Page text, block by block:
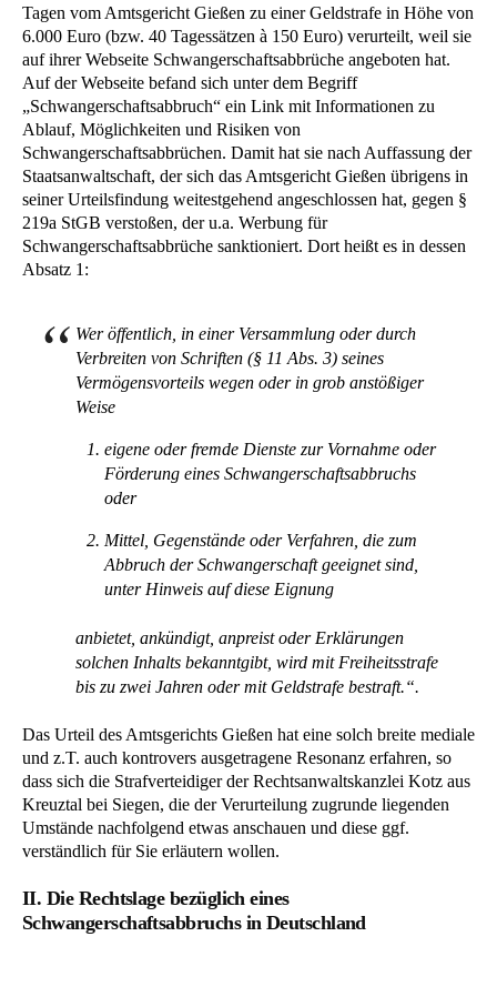
Tagen vom Amtsgericht Gießen zu einer Geldstrafe in Höhe von
6.000 Euro (bzw. 40 Tagessätzen à 150 Euro) verurteilt, weil sie
auf ihrer Webseite Schwangerschaftsabbrüche angeboten hat.
Auf der Webseite befand sich unter dem Begriff
„Schwangerschaftsabbruch“ ein Link mit Informationen zu
Ablauf, Möglichkeiten und Risiken von
Schwangerschaftsabbrüchen. Damit hat sie nach Auffassung der
Staatsanwaltschaft, der sich das Amtsgericht Gießen übrigens in
seiner Urteilsfindung weitestgehend angeschlossen hat, gegen §
219a StGB verstoßen, der u.a. Werbung für
Schwangerschaftsabbrüche sanktioniert. Dort heißt es in dessen
Absatz 1:
Wer öffentlich, in einer Versammlung oder durch
Verbreiten von Schriften (§ 11 Abs. 3) seines
Vermögensvorteils wegen oder in grob anstößiger
Weise
eigene oder fremde Dienste zur Vornahme oder
Förderung eines Schwangerschaftsabbruchs
oder
Mittel, Gegenstände oder Verfahren, die zum
Abbruch der Schwangerschaft geeignet sind,
unter Hinweis auf diese Eignung
anbietet, ankündigt, anpreist oder Erklärungen
solchen Inhalts bekanntgibt, wird mit Freiheitsstrafe
bis zu zwei Jahren oder mit Geldstrafe bestraft.“.
Das Urteil des Amtsgerichts Gießen hat eine solch breite mediale
und z.T. auch kontrovers ausgetragene Resonanz erfahren, so
dass sich die Strafverteidiger der Rechtsanwaltskanzlei Kotz aus
Kreuztal bei Siegen, die der Verurteilung zugrunde liegenden
Umstände nachfolgend etwas anschauen und diese ggf.
verständlich für Sie erläutern wollen.
II. Die Rechtslage bezüglich eines
Schwangerschaftsabbruchs in Deutschland